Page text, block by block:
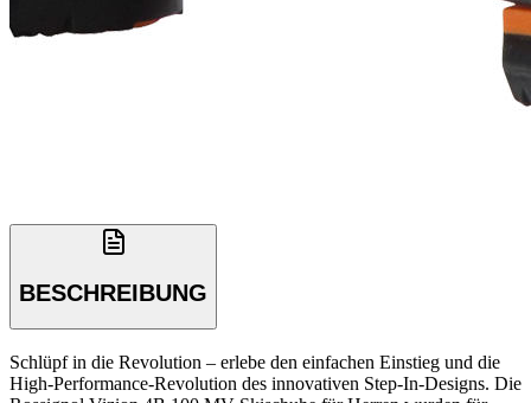
BESCHREIBUNG
Schlüpf in die Revolution – erlebe den einfachen Einstieg und die
High-Performance-Revolution des innovativen Step-In-Designs. Die